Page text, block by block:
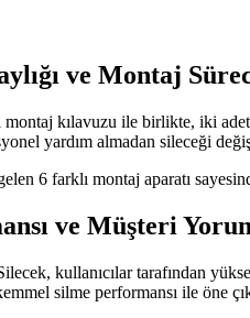
ve Montaj
kılavuzu ile birlikte, iki
yardım almadan sileceği
6 farklı montaj aparatı
ve Müşteri
kullanıcılar tarafından
silme performansı ile öne